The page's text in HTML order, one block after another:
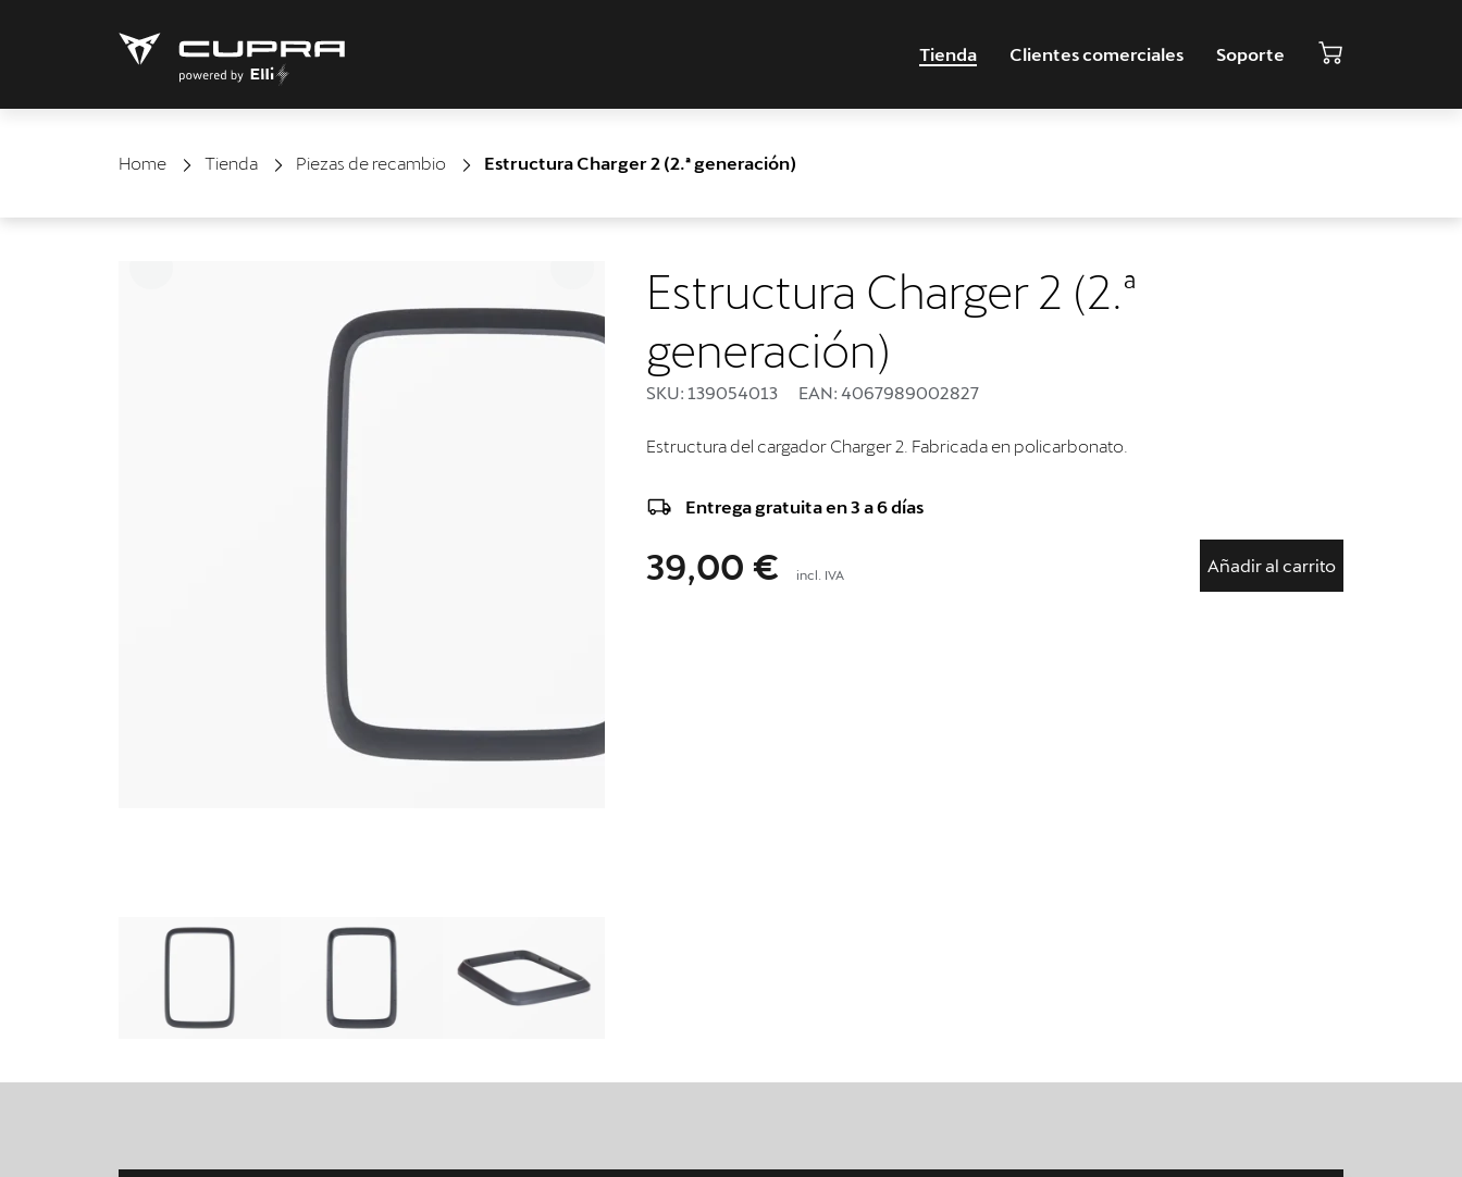
Tienda Clientes comerciales Soporte
Home Tienda Piezas de recambio Estructura Charger 2 (2.ª generación)
Estructura Charger 2 (2.ª
generación)
SKU: 139054013 EAN: 4067989002827
Estructura del cargador Charger 2. Fabricada en policarbonato.
Entrega gratuita en 3 a 6 días
39,00 € incl. IVA Añadir al carrito